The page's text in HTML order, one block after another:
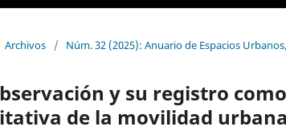
Archivos / Núm. 32 (2025): Anuario de Espacios
y su registro
de la movilidad urbana